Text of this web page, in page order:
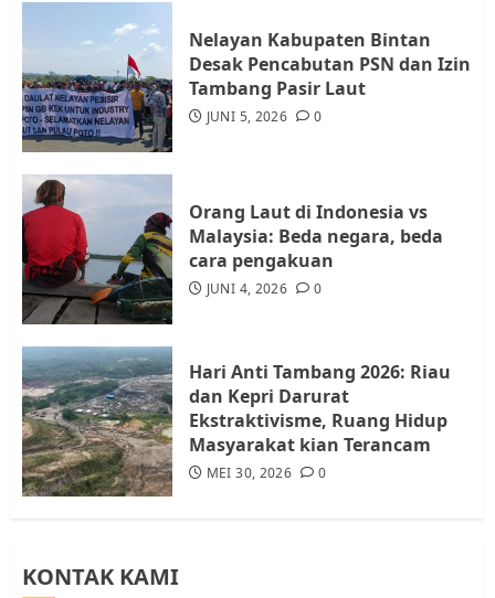
4
Warga Rempang Ajukan
Audiensi dengan Wali Kota
5
Tim Advokasi Desak BP Batam
Berhenti Merampas Tanah
Nelayan Kabupaten Bintan
Desak Pencabutan PSN dan Izin
Tambang Pasir Laut
JUNI 5, 2026 0
Orang Laut di Indonesia vs
Malaysia: Beda negara, beda
cara pengakuan
JUNI 4, 2026 0
Hari Anti Tambang 2026: Riau
dan Kepri Darurat
Ekstraktivisme, Ruang Hidup
Masyarakat kian Terancam
MEI 30, 2026 0
KONTAK KAMI